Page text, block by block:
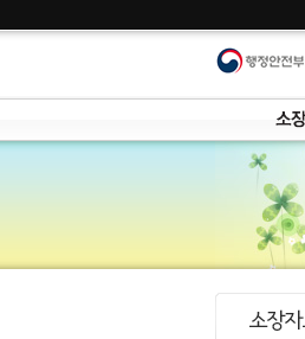
텐
가